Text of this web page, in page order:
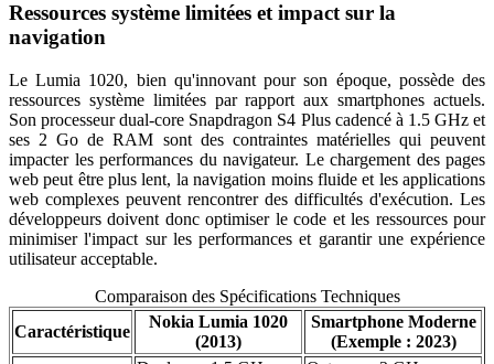
Ressources système limitées et impact sur la
navigation
Le Lumia 1020, bien qu'innovant pour son époque, possède des
ressources système limitées par rapport aux smartphones actuels.
Son processeur dual-core Snapdragon S4 Plus cadencé à 1.5 GHz et
ses 2 Go de RAM sont des contraintes matérielles qui peuvent
impacter les performances du navigateur. Le chargement des pages
web peut être plus lent, la navigation moins fluide et les applications
web complexes peuvent rencontrer des difficultés d'exécution. Les
développeurs doivent donc optimiser le code et les ressources pour
minimiser l'impact sur les performances et garantir une expérience
utilisateur acceptable.
Comparaison des Spécifications Techniques
Caractéristique
Nokia Lumia 1020
(2013)
Smartphone Moderne
(Exemple : 2023)